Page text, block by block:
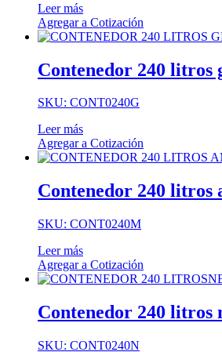
Leer más
Agregar a Cotización
Contenedor 240 litros
SKU: CONT0240G
Leer más
Agregar a Cotización
Contenedor 240 litros
SKU: CONT0240M
Leer más
Agregar a Cotización
Contenedor 240 litros
SKU: CONT0240N